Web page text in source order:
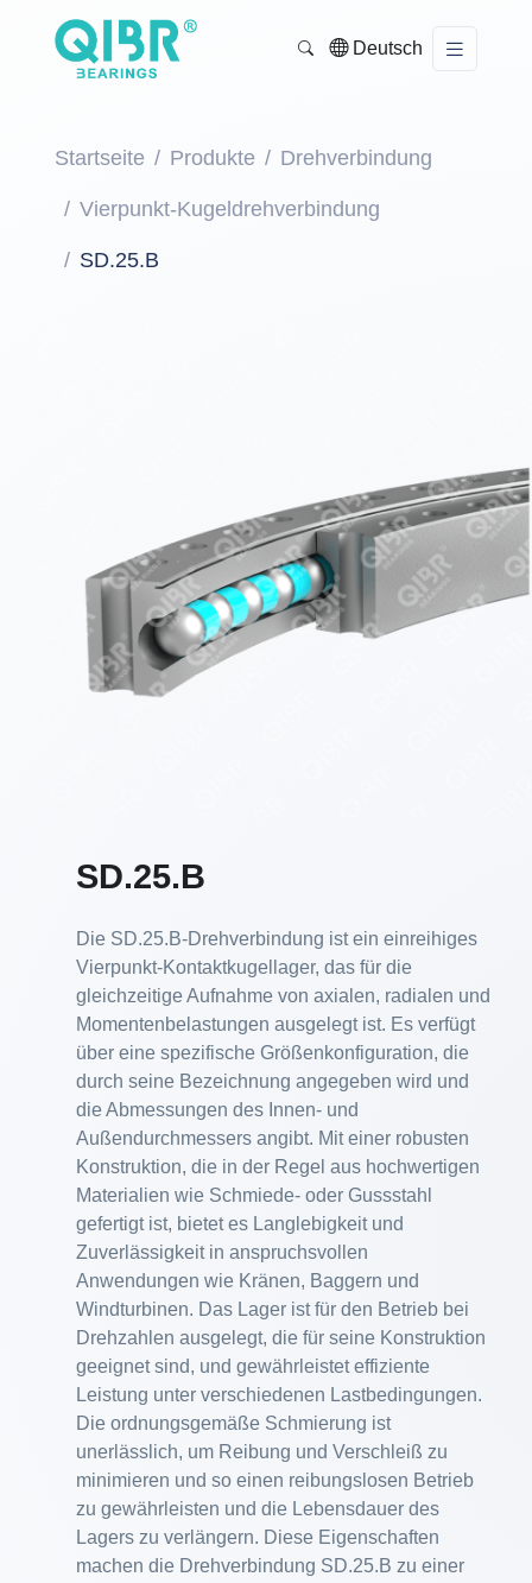
Deutsch
Startseite Produkte Drehverbindung
Vierpunkt-Kugeldrehverbindung
SD.25.B
SD.25.B
Die SD.25.B-Drehverbindung ist ein einreihiges
Vierpunkt-Kontaktkugellager, das für die
gleichzeitige Aufnahme von axialen, radialen und
Momentenbelastungen ausgelegt ist. Es verfügt
über eine spezifische Größenkonfiguration, die
durch seine Bezeichnung angegeben wird und
die Abmessungen des Innen- und
Außendurchmessers angibt. Mit einer robusten
Konstruktion, die in der Regel aus hochwertigen
Materialien wie Schmiede- oder Gussstahl
gefertigt ist, bietet es Langlebigkeit und
Zuverlässigkeit in anspruchsvollen
Anwendungen wie Kränen, Baggern und
Windturbinen. Das Lager ist für den Betrieb bei
Drehzahlen ausgelegt, die für seine Konstruktion
geeignet sind, und gewährleistet effiziente
Leistung unter verschiedenen Lastbedingungen.
Die ordnungsgemäße Schmierung ist
unerlässlich, um Reibung und Verschleiß zu
minimieren und so einen reibungslosen Betrieb
zu gewährleisten und die Lebensdauer des
Lagers zu verlängern. Diese Eigenschaften
machen die Drehverbindung SD.25.B zu einer